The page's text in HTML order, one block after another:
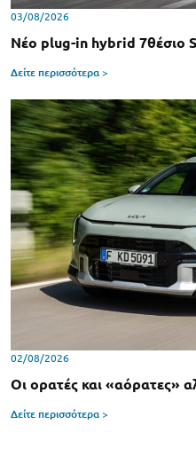
03/08/2026
Νέο plug-in hybrid 7θέσιο
Δείτε περισσότερα >
02/08/2026
Οι ορατές και «αόρατες»
Δείτε περισσότερα >